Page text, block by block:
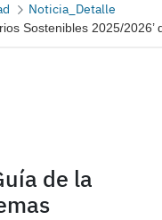
Noticia_Detalle
Sostenibles 2025/2026’
de la